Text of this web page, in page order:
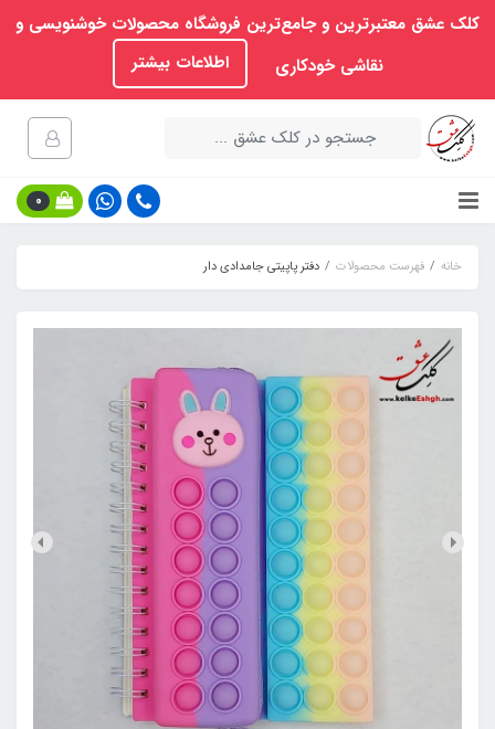
کلک عشق معتبرترین و جامع‌ترین فروشگاه محصولات خوشنویسی و
نقاشی خودکاری
اطلاعات بیشتر
0
خانه فهرست محصولات دفتر پاپیتی جامدادی دار